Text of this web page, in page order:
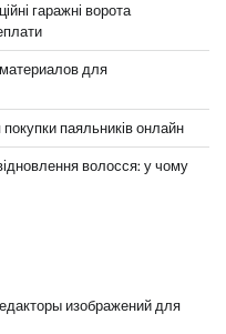
гаражні ворота
для
паяльників онлайн
волосся: у чому
изображений для